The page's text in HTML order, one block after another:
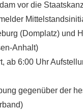
vor die
(Domplatz) und
Anhalt)
ab 6:00 Uhr
gegenüber der